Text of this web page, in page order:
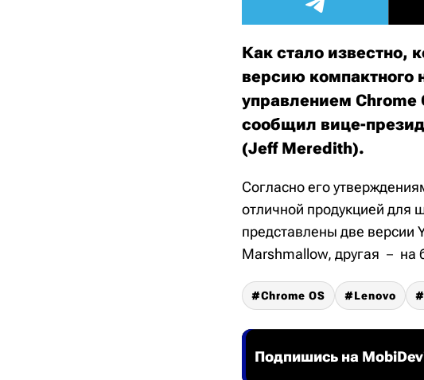
Как стало известно,
версию компактного
управлением Chrome
сообщил вице-
(Jeff Meredith).
Согласно его
отличной продукцией для
представлены две версии
Marshmallow, другая － на
Chrome OS Lenovo
Подпишись на